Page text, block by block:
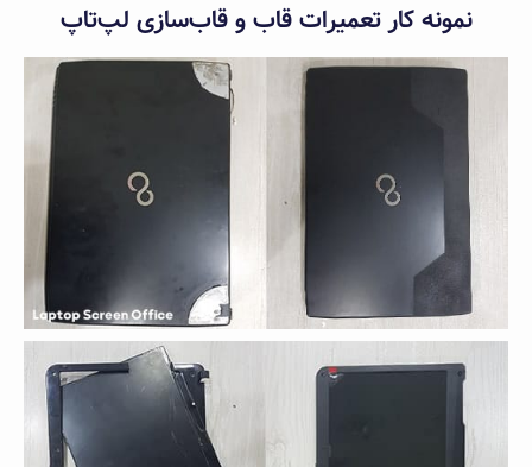
نمونه کار تعمیرات قاب و قاب‌سازی لپ‌تاپ